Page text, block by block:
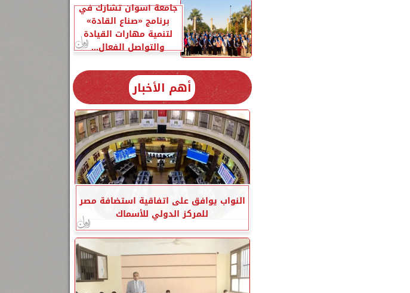
جامعة أسوان تشارك في
برنامج «صناع القادة»
لتنمية مهارات القيادة
والتواصل الفعال...
أهم الأخبار
النواب يوافق على اتفاقية استضافة مصر
للمركز الدولي للأسماك